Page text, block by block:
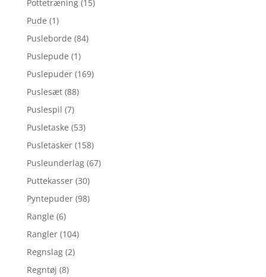
Pottetræning (15)
Pude (1)
Pusleborde (84)
Puslepude (1)
Puslepuder (169)
Puslesæt (88)
Puslespil (7)
Pusletaske (53)
Pusletasker (158)
Pusleunderlag (67)
Puttekasser (30)
Pyntepuder (98)
Rangle (6)
Rangler (104)
Regnslag (2)
Regntøj (8)